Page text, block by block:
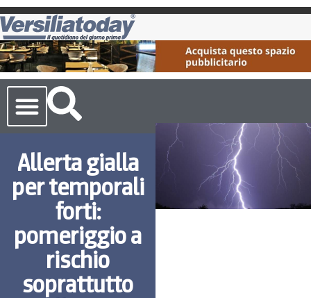
Allerta gialla
per temporali
forti:
pomeriggio a
rischio
soprattutto